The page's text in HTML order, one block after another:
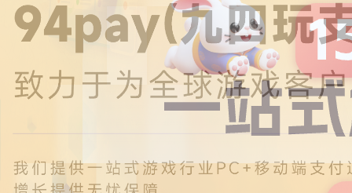
页游联运系统
H5游戏联运系统
支持多国语言，多种国际支付
PC官网
全新 UI 界面，功能模块重新划分
游戏APP
游戏社区化运营，新版强势来袭
游戏、玩家、资金一站管理
上千款游戏，款款吸金 代理流程
热门游戏、大厂游戏、高分成
H5代理
带你了解
页游代
代理流程
小程序游戏列表 94智投
陪玩PC官网
陪玩APP
一站式管理陪玩技师/订单/玩家数据...
游戏开播助手
原生开发，快速开播，数据互通